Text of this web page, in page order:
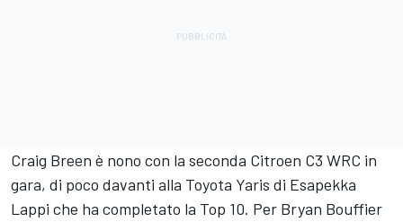
Craig Breen è nono con la seconda Citroen C3 WRC in
gara, di poco davanti alla Toyota Yaris di Esapekka
Lappi che ha completato la Top 10. Per Bryan Bouffier